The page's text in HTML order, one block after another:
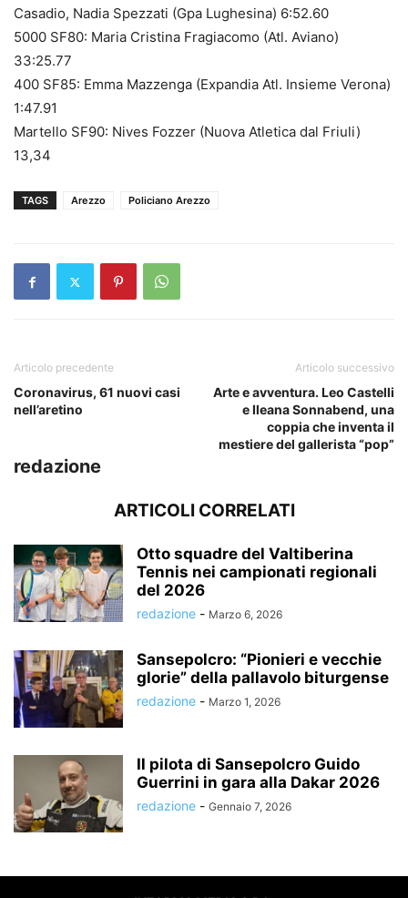
Casadio, Nadia Spezzati (Gpa Lughesina) 6:52.60
5000 SF80: Maria Cristina Fragiacomo (Atl. Aviano)
33:25.77
400 SF85: Emma Mazzenga (Expandia Atl. Insieme Verona)
1:47.91
Martello SF90: Nives Fozzer (Nuova Atletica dal Friuli)
13,34
TAGS Arezzo Policiano Arezzo
Articolo precedente
Coronavirus, 61 nuovi casi
nell’aretino
Articolo successivo
Arte e avventura. Leo Castelli
e Ileana Sonnabend, una
coppia che inventa il
mestiere del gallerista “pop”
redazione
ARTICOLI CORRELATI
Otto squadre del Valtiberina
Tennis nei campionati regionali
del 2026
redazione - Marzo 6, 2026
Sansepolcro: “Pionieri e vecchie
glorie” della pallavolo biturgense
redazione - Marzo 1, 2026
Il pilota di Sansepolcro Guido
Guerrini in gara alla Dakar 2026
redazione - Gennaio 7, 2026